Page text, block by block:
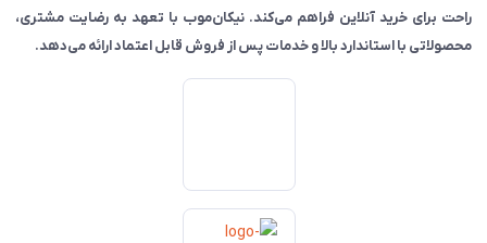
راحت برای خرید آنلاین فراهم می‌کند. نیکان‌موب با تعهد به رضایت مشتری،
محصولاتی با استاندارد بالا و خدمات پس از فروش قابل اعتماد ارائه می‌دهد.